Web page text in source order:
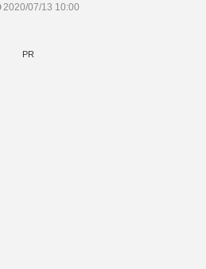
2020/07/13 10:00
PR